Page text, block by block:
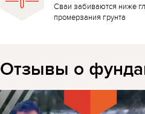
Сваи забиваются ниже
промерзания грунта
Отзывы о